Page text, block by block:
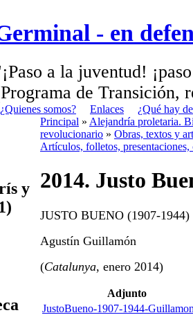
- en
a la juventud!
de Transición,
¿Quienes somos? Enlaces ¿Qué hay
y
Principal » Alejandría proletaria.
revolucionario » Obras, textos y
Artículos, folletos, presentaciones,
2014. Justo
JUSTO BUENO (1907-1944)
Agustín Guillamón
(Catalunya, enero 2014)
Adjunto
JustoBueno-1907-1944-